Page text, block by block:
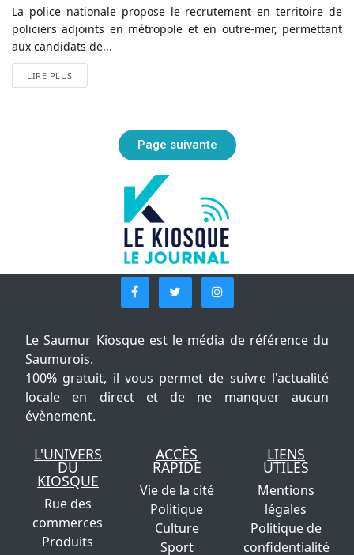
La police nationale propose le recrutement en territoire de
policiers adjoints en métropole et en outre-mer, permettant
aux candidats de...
LIRE PLUS
Page suivante
Le Saumur Kiosque est le média de référence du
Saumurois.
100% gratuit, il vous permet de suivre l'actualité
locale en direct et de ne manquer aucun
évènement.
L'UNIVERS
DU
KIOSQUE
Rue des
commerces
Produits
ACCÈS
RAPIDE
Vie de la cité
Politique
Culture
Sport
LIENS
UTILES
Mentions
légales
Politique de
confidentialité